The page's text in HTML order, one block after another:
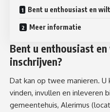
Bent u enthousiast en
Meer informatie
Bent u enthousiast
inschrijven?
Dat kan op twee manieren. U
vinden, invullen en inleveren
gemeentehuis, Alerimus